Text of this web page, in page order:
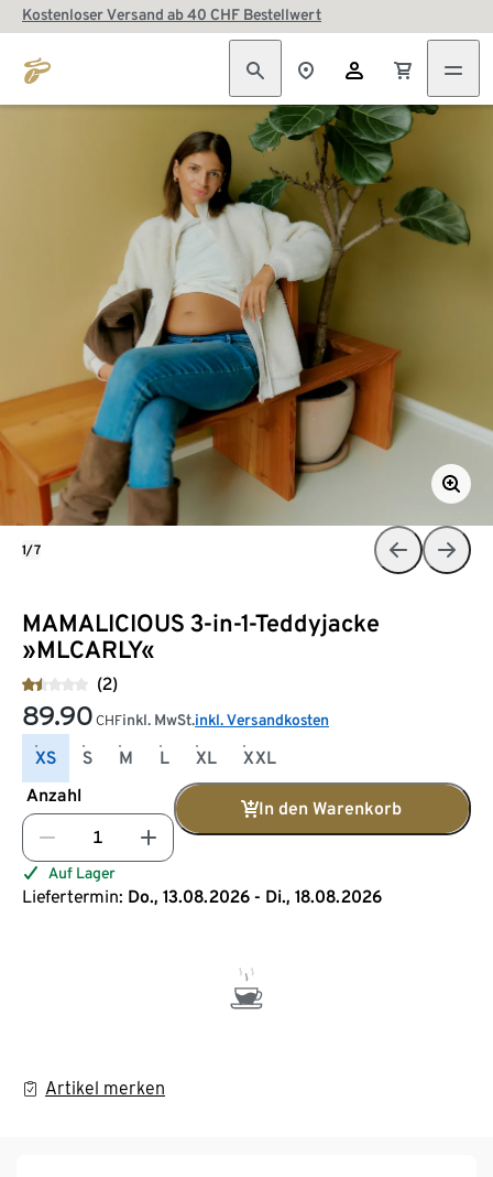
Kostenloser Versand ab 40 CHF Bestellwert
MAMALICIOUS 3-in-1-Teddyjacke
»MLCARLY«
(2)
89.90 CHFinkl. MwSt.inkl. Versandkosten
XS S M L XL
XXL
Anzahl
In den Warenkorb
Auf Lager
Liefertermin: Do., 13.08.2026 - Di., 18.08.2026
Artikel merken
1/7